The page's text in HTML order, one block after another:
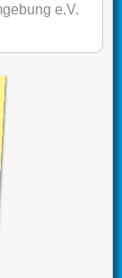
e.V.